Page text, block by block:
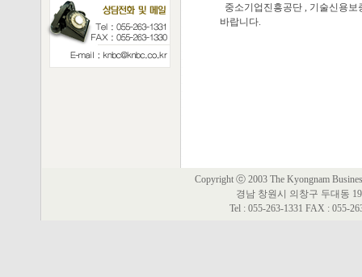
중소기업진흥공단 , 기술신용
바랍니다.
Copyright ⓒ 2003 The Kyongnam
경남 창원시 의창구 두대동
Tel : 055-263-1331 FAX : 055-